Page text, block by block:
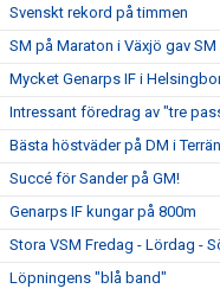
Svenskt rekord på timmen
SM på Maraton i Växjö gav SM
Mycket Genarps IF i
Intressant föredrag av "tre
Bästa höstväder på DM i
Succé för Sander på GM!
Genarps IF kungar på 800m
Stora VSM Fredag - Lördag -
Löpningens "blå band"